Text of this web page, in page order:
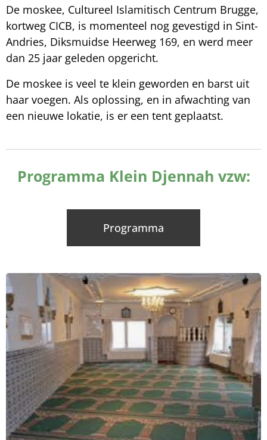
De moskee, Cultureel Islamitisch Centrum Brugge,
kortweg CICB, is momenteel nog gevestigd in Sint-
Andries, Diksmuidse Heerweg 169, en werd meer
dan 25 jaar geleden opgericht.
De moskee is veel te klein geworden en barst uit
haar voegen. Als oplossing, en in afwachting van
een nieuwe lokatie, is er een tent geplaatst.
Programma Klein Djennah vzw:
Programma